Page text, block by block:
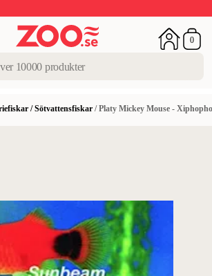
0
/Sötvattensfiskar /Platy Mickey Mouse -